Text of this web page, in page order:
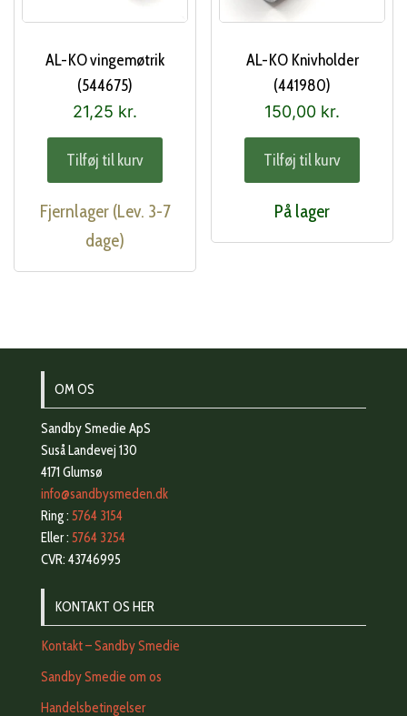
AL-KO vingemøtrik
(544675)
21,25 kr.
Tilføj til kurv
Fjernlager (Lev. 3-7
dage)
AL-KO Knivholder
(441980)
150,00 kr.
Tilføj til kurv
På lager
OM OS
Sandby Smedie ApS
Suså Landevej 130
4171 Glumsø
info@sandbysmeden.dk
Ring : 5764 3154
Eller : 5764 3254
CVR: 43746995
KONTAKT OS HER
Kontakt – Sandby Smedie
Sandby Smedie om os
Handelsbetingelser